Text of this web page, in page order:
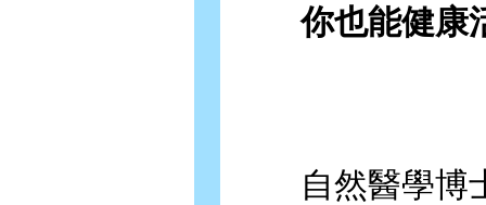
你也能健康
自然醫學博士